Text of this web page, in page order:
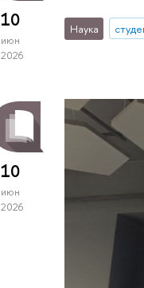
10
июн
2026
Наука
10
июн
2026